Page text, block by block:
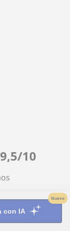
con IA
Nuevo
9,5/10